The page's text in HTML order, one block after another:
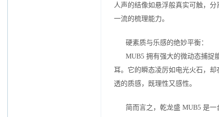
人声的结像如悬浮般真实可触，
一流的梳理能力。
硬素质与乐感的绝妙平衡：
MUB5 拥有强大的微动态捕捉
耳。它的瞬态凌厉如电光火石，
透的质感，既理性又感性。
简而言之，乾龙盛 MUB5 是